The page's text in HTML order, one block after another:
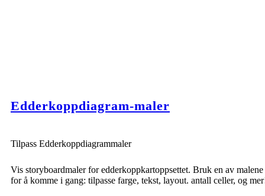
Edderkoppdiagram-maler
Tilpass Edderkoppdiagrammaler
Vis storyboardmaler for edderkoppkartoppsettet. Bruk en av malene
for å komme i gang: tilpasse farge, tekst, layout. antall celler, og